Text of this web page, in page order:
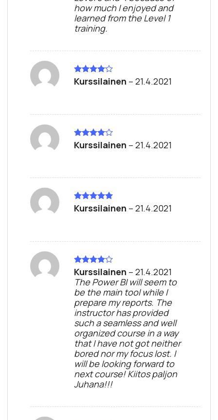
how much I enjoyed and
learned from the Level 1
training.
Rated4
Kurssilainen – 21.4.2021
Rated4
Kurssilainen – 21.4.2021
Rated5
Kurssilainen – 21.4.2021
Rated4
out of 5
Kurssilainen – 21.4.2021
The Power BI will seem to
be the main tool while I
prepare my reports. The
instructor has provided
such a seamless and well
organized course in a way
that I have not got neither
bored nor my focus lost. I
will be looking forward to
next course! Kiitos paljon
Juhana!!!